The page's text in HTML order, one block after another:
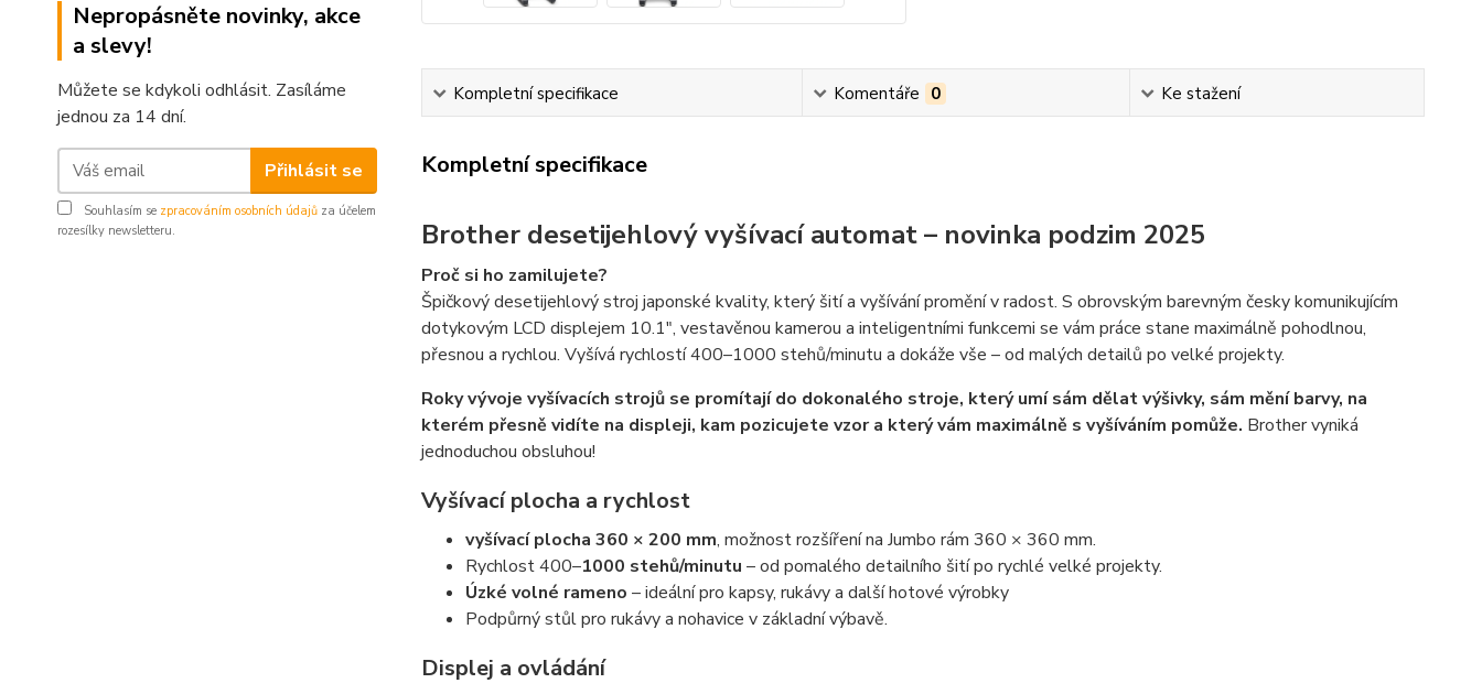
Nepropásněte novinky, akce
a slevy!
Můžete se kdykoli odhlásit. Zasíláme
jednou za 14 dní.
Přihlásit se
Souhlasím se zpracováním osobních údajů za účelem
rozesílky newsletteru.
Kompletní specifikace Komentáře 0 Ke stažení
Kompletní specifikace
Brother desetijehlový vyšívací automat – novinka podzim 2025
Proč si ho zamilujete?
Špičkový desetijehlový stroj japonské kvality, který šití a vyšívání promění v radost. S obrovským barevným česky komunikujícím
dotykovým LCD displejem 10.1", vestavěnou kamerou a inteligentními funkcemi se vám práce stane maximálně pohodlnou,
přesnou a rychlou. Vyšívá rychlostí 400–1000 stehů/minutu a dokáže vše – od malých detailů po velké projekty.
Roky vývoje vyšívacích strojů se promítají do dokonalého stroje, který umí sám dělat výšivky, sám mění barvy, na
kterém přesně vidíte na displeji, kam pozicujete vzor a který vám maximálně s vyšíváním pomůže. Brother vyniká
jednoduchou obsluhou!
Vyšívací plocha a rychlost
vyšívací plocha 360 × 200 mm, možnost rozšíření na Jumbo rám 360 × 360 mm.
Rychlost 400–1000 stehů/minutu – od pomalého detailního šití po rychlé velké projekty.
Úzké volné rameno – ideální pro kapsy, rukávy a další hotové výrobky
Podpůrný stůl pro rukávy a nohavice v základní výbavě.
Displej a ovládání